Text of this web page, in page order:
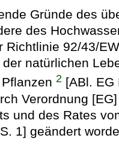
Gründe des
des
Richtlinie 92/43/
der natürlichen
Pflanzen2 [ABl. EG
Verordnung
und des Rates
1] geändert